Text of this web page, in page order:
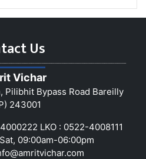
Us
Vichar
Pilibhit Bypass Road Bareilly
243001
LKO : 0522-4008111
09:00am-06:00pm